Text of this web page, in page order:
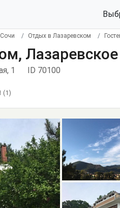
Сочи Отдых в Лазаревском
Лазаревское
1 ID 70100
( 1)